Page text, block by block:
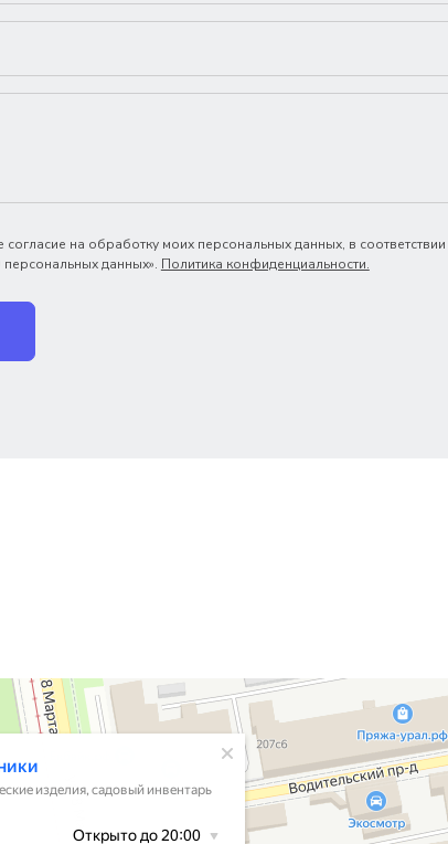
на обработку моих персональных данных, в
данных». Политика конфиденциальности.